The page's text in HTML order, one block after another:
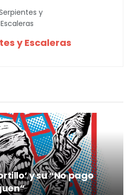
y Escaleras
y su “No pago